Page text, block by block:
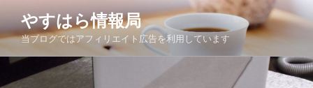
テ
ン
やすはら情報局
当ブログではアフィリエイト広告を利用しています